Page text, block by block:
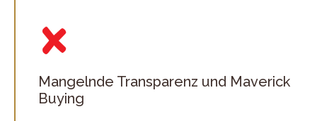
Mangelnde Transparenz und Maverick
Buying